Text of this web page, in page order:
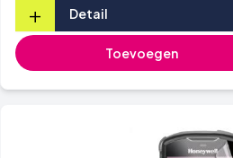
+ Detail
Toevoegen